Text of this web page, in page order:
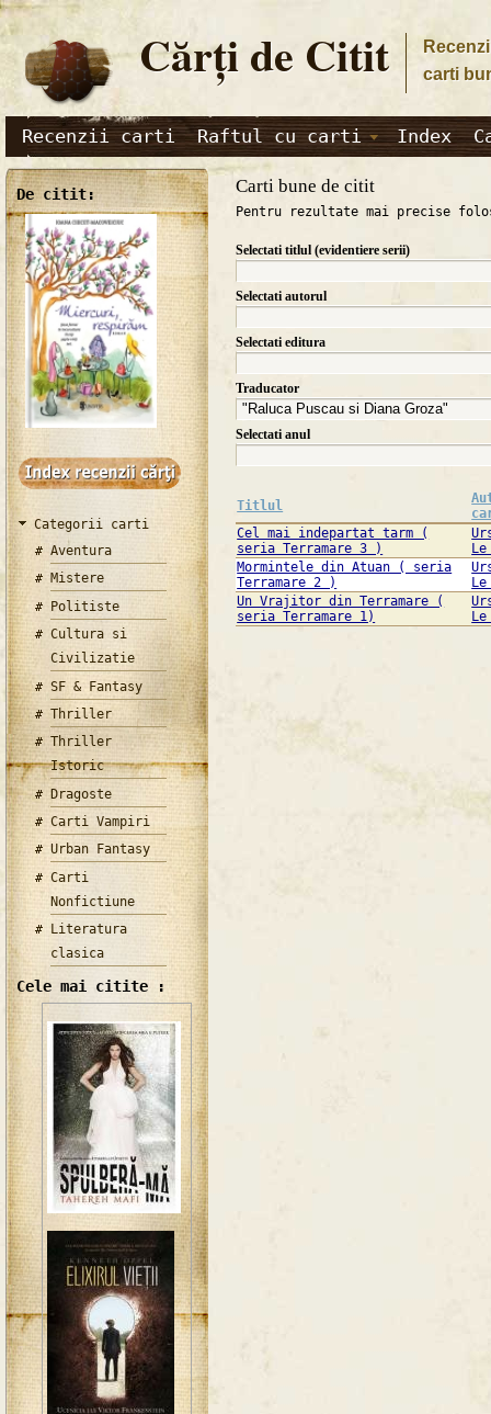
Cărţi de Citit
carti
Recenzii carti Raftul cu carti Index
De citit:
Categorii carti
Aventura
Mistere
Politiste
Cultura si
Civilizatie
SF & Fantasy
Thriller
Thriller
Istoric
Dragoste
Carti Vampiri
Urban Fantasy
Carti
Nonfictiune
Literatura
clasica
Cele mai citite :
Carti bune de citit
Pentru rezultate mai precise
Selectati titlul (evidentiere serii)
Selectati autorul
Selectati editura
Traducator
Selectati anul
Titlul
Cel mai indepartat tarm (
seria Terramare 3 )
Mormintele din Atuan ( seria
Terramare 2 )
Un Vrajitor din Terramare (
seria Terramare 1)